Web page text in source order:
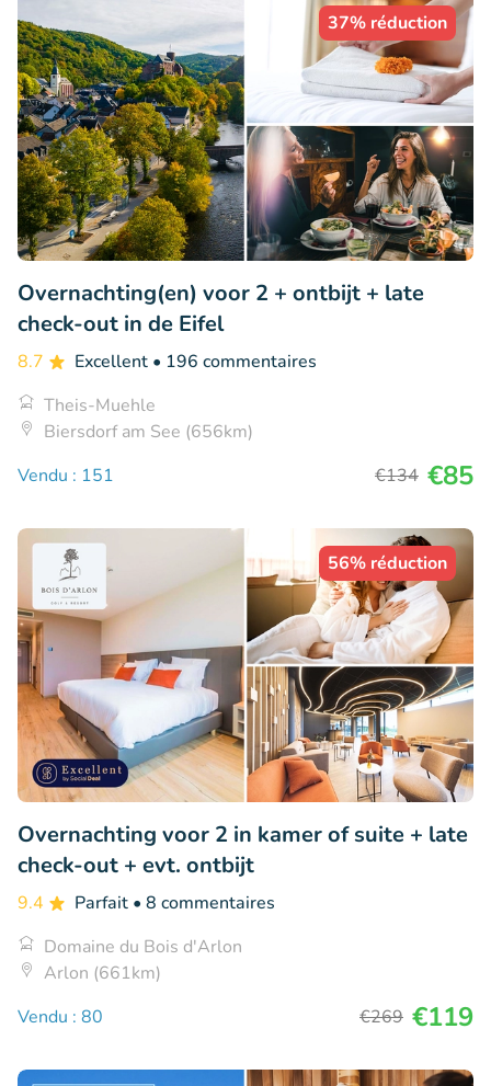
37% réduction
Overnachting(en) voor 2 + ontbijt + late
check-out in de Eifel
8.7 Excellent • 196 commentaires
Theis-Muehle
Biersdorf am See (656km)
Vendu : 151
€134 €85
56% réduction
Overnachting voor 2 in kamer of suite + late
check-out + evt. ontbijt
9.4 Parfait • 8 commentaires
Domaine du Bois d'Arlon
Arlon (661km)
Vendu : 80
€269 €119